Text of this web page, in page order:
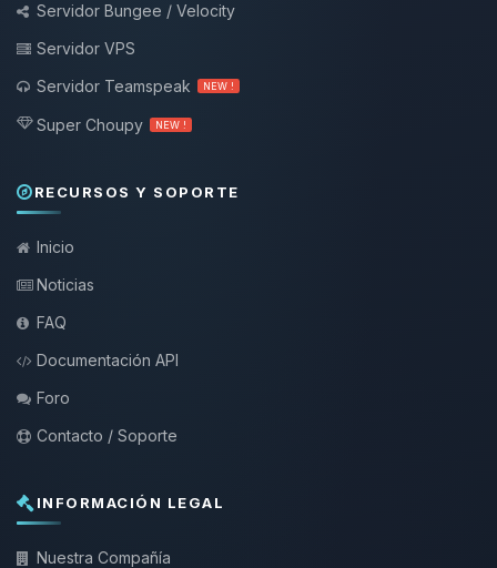
Servidor Bungee / Velocity
Servidor VPS
Servidor Teamspeak
NEW !
Super Choupy NEW !
RECURSOS Y SOPORTE
Inicio
Noticias
FAQ
Documentación API
Foro
Contacto / Soporte
INFORMACIÓN LEGAL
Nuestra Compañía